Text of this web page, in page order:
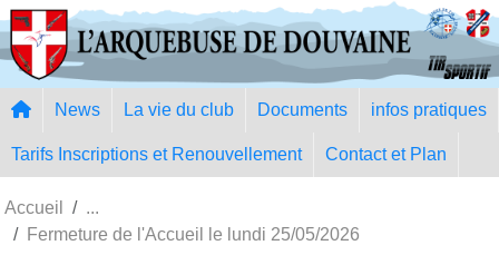
News La vie du club Documents infos pratiques
Tarifs Inscriptions et Renouvellement Contact et Plan
Accueil
Fermeture de l'Accueil le lundi 25/05/2026
Panneau de gestion des cookies